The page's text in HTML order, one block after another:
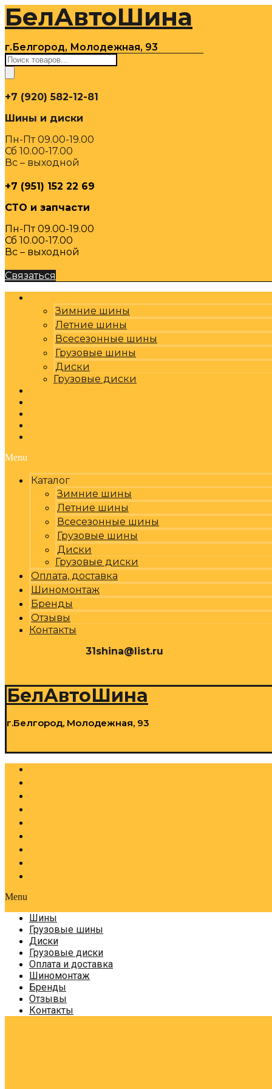
Перейти
содержимому
БелАвтоШина
г.Белгород, Молодежная, 93
Поиск
товаров
+7 (920) 582-12-81
Шины и диски
Пн-Пт 09.00-19.00
Сб 10.00-17.00
Вс – выходной
+7 (951) 152 22 69
СТО и запчасти
Пн-Пт 09.00-19.00
Сб 10.00-17.00
Вс – выходной
Связаться
Зимние шины
Летние шины
Всесезонные шины
Грузовые шины
Диски
Грузовые диски
Menu
Каталог
Зимние шины
Летние шины
Всесезонные шины
Грузовые шины
Диски
Грузовые диски
Оплата, доставка
Шиномонтаж
Бренды
Отзывы
Контакты
31shina@list.ru
БелАвтоШина
г.Белгород, Молодежная, 93
Menu
Шины
Грузовые шины
Диски
Грузовые диски
Оплата и доставка
Шиномонтаж
Бренды
Отзывы
Контакты